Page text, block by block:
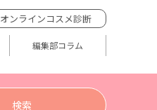
オンラインコスメ診断
編集部コラム